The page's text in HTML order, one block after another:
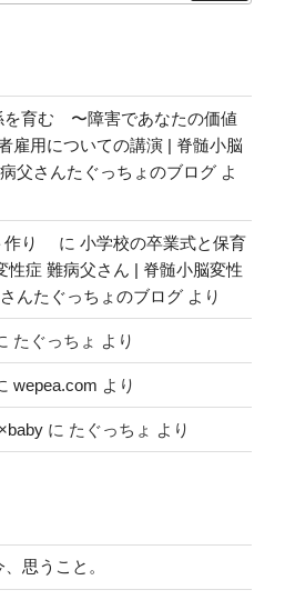
を育む 〜障害であなたの価値
雇用についての講演 | 脊髄小脳
父さんたぐっちょのブログ よ
作り に 小学校の卒業式と保育
性症 難病父さん | 脊髄小脳変性
んたぐっちょのブログ より
たぐっちょ より
wepea.com より
に たぐっちょ より
思うこと。